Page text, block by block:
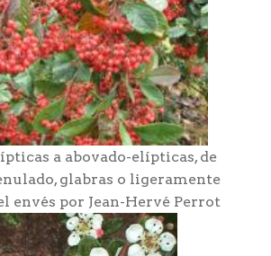
a abovado-elípticas, de
glabras o ligeramente
envés por Jean-Hervé Perrot